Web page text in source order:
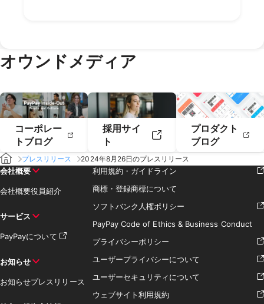
2019年2月
2019年1月
オウンドメディア
コーポレー
トブログ
採用サイ
ト
プロダクト
ブログ
プレスリリース 2024年8月26日のプレスリリース
会社概要
会社概要役員紹介
サービス
PayPayについて
お知らせ
お知らせプレスリリース
利用規約・ガイドライン
商標・登録商標について
ソフトバンク人権ポリシー
PayPay Code of Ethics & Business Conduct
プライバシーポリシー
ユーザープライバシーについて
ユーザーセキュリティについて
ウェブサイト利用規約